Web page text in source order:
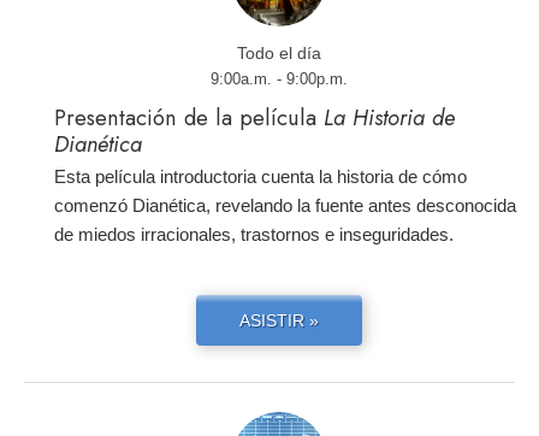
Todo el día
9:00a.m. - 9:00p.m.
Presentación de la película La Historia de
Dianética
Esta película introductoria cuenta la historia de cómo
comenzó Dianética, revelando la fuente antes desconocida
de miedos irracionales, trastornos e inseguridades.
ASISTIR »